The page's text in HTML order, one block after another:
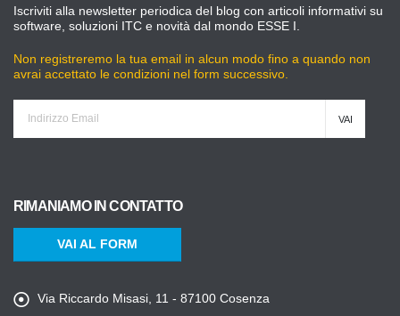
Iscriviti alla newsletter periodica del blog con articoli informativi su
software, soluzioni ITC e novità dal mondo ESSE I.
Non registreremo la tua email in alcun modo fino a quando non
avrai accettato le condizioni nel form successivo.
RIMANIAMO IN CONTATTO
VAI AL FORM
Via Riccardo Misasi, 11 - 87100 Cosenza